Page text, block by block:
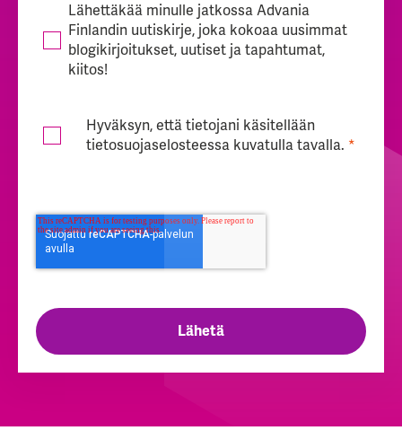
Lähettäkää minulle jatkossa Advania
Finlandin uutiskirje, joka kokoaa uusimmat
blogikirjoitukset, uutiset ja tapahtumat,
kiitos!
Hyväksyn, että tietojani käsitellään
tietosuojaselosteessa kuvatulla tavalla. *